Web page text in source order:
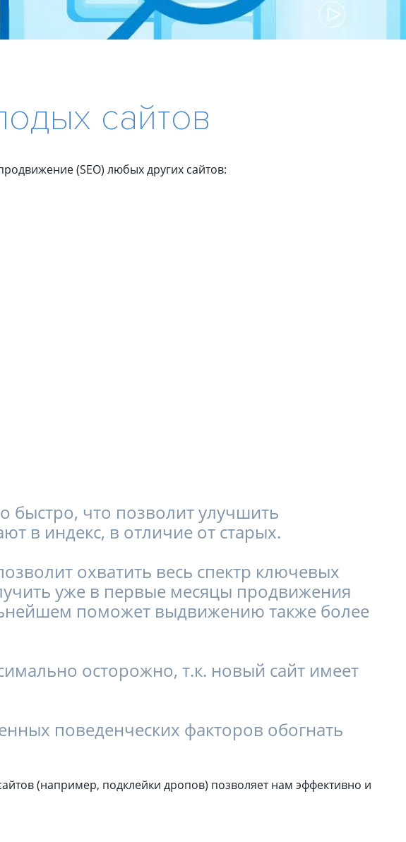
сайтов
(SEO) любых других сайтов:
быстро, что позволит улучшить
в индекс, в отличие от старых.
охватить весь спектр ключевых
уже в первые месяцы продвижения
поможет выдвижению также более
осторожно, т.к. новый сайт имеет
поведенческих факторов обогнать
(например, подклейки дропов) позволяет нам эффективно и
ORWO.SEO Поисковое продвижение
Тест на знание ПС
Развитие клиентской базы